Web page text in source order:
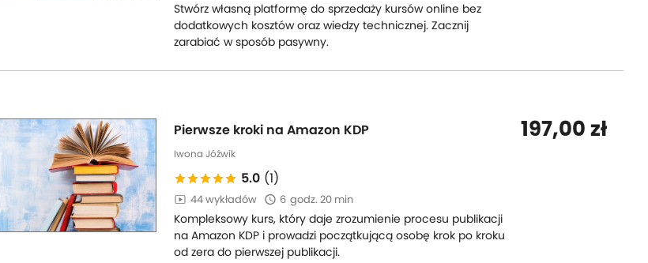
Stwórz własną platformę do sprzedaży kursów online bez
dodatkowych kosztów oraz wiedzy technicznej. Zacznij
zarabiać w sposób pasywny.
Pierwsze kroki na Amazon KDP
Iwona Jóźwik
5.0 (1)
44 wykładów 6 godz. 20 min
Kompleksowy kurs, który daje zrozumienie procesu publikacji
na Amazon KDP i prowadzi początkującą osobę krok po kroku
od zera do pierwszej publikacji.
197,00 zł